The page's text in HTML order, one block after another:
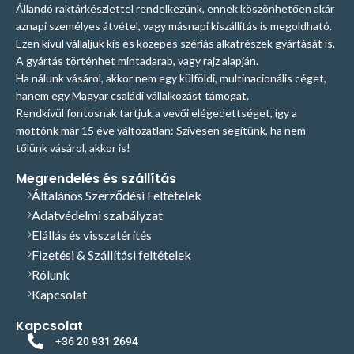
Állandó raktárkészlettel rendelkezünk, ennek köszönhetően akár
aznapi személyes átvétel, vagy másnapi kiszállítás is megoldható.
Ezen kívül vállaljuk kis és közepes szériás alkatrészek gyártását is.
A gyártás történhet mintadarab, vagy rajz alapján.
Ha nálunk vásárol, akkor nem egy külföldi, multinacionális céget,
hanem egy Magyar családi vállalkozást támogat.
Rendkívül fontosnak tartjuk a vevői elégedettséget, így a
mottónk már 15 éve változatlan: Szívesen segítünk, ha nem
tőlünk vásárol, akkor is!
Megrendelés és szállítás
Általános Szerződési Feltételek
Adatvédelmi szabályzat
Elállás és visszatérítés
Fizetési & Szállítási feltételek
Rólunk
Kapcsolat
Kapcsolat
+36 20 931 2694